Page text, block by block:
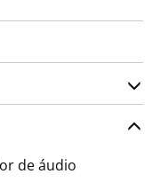
de áudio